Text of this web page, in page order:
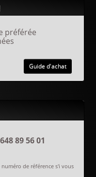
préférée
Guide d'achat
89 56 01
de référence s'i vous